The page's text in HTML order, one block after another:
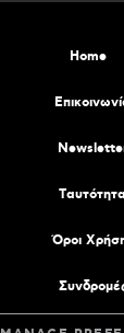
Home
Tαυτότητα
Όροι